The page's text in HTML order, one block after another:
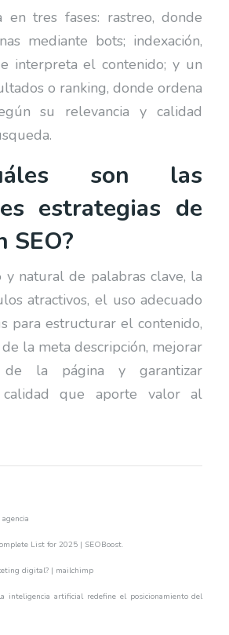
en tres fases: rastreo, donde
mediante bots; indexación,
interpreta el contenido; y un
o ranking, donde ordena
su relevancia y calidad
son las
estrategias de
SEO?
y natural de palabras clave, la
atractivos, el uso adecuado
para estructurar el contenido,
la meta descripción, mejorar
la página y garantizar
que aporte valor al
List for 2025 | SEOBoost.
digital? | mailchimp
inteligencia artificial redefine el posicionamiento del